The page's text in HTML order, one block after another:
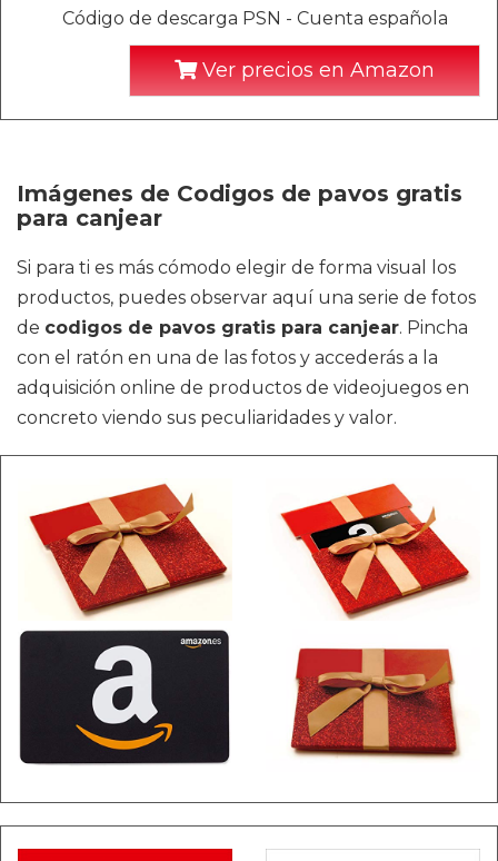
Código de descarga PSN - Cuenta española
Ver precios en Amazon
Imágenes de Codigos de pavos gratis
para canjear
Si para ti es más cómodo elegir de forma visual los
productos, puedes observar aquí una serie de fotos
de codigos de pavos gratis para canjear. Pincha
con el ratón en una de las fotos y accederás a la
adquisición online de productos de videojuegos en
concreto viendo sus peculiaridades y valor.